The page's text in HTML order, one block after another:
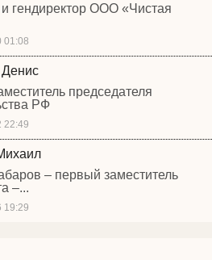
гендиректор ООО «Чистая
01:08
председателя
РФ
22:49
– первый заместитель
–...
19:29